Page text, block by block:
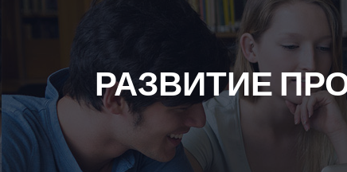
РАЗВИТИЕ